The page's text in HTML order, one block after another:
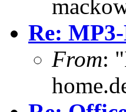
Re:
From: